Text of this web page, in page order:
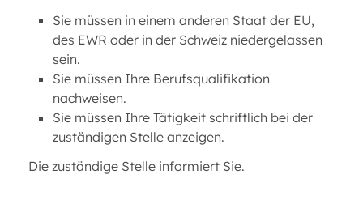
Sie müssen in einem anderen Staat der EU,
des EWR oder in der Schweiz niedergelassen
sein.
Sie müssen Ihre Berufsqualifikation
nachweisen.
Sie müssen Ihre Tätigkeit schriftlich bei der
zuständigen Stelle anzeigen.
Die zuständige Stelle informiert Sie.